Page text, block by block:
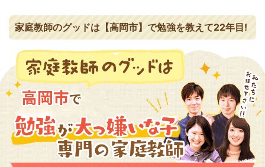
家庭教師のグッドは【高岡市】で勉強を教えて22年目!
高岡市で